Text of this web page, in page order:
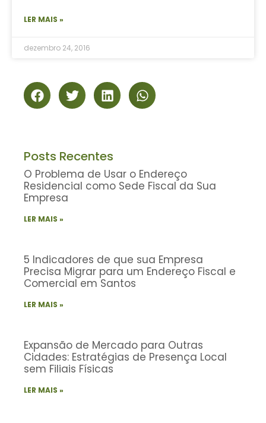
LER MAIS »
dezembro 24, 2016
Posts Recentes
O Problema de Usar o Endereço
Residencial como Sede Fiscal da Sua
Empresa
LER MAIS »
5 Indicadores de que sua Empresa
Precisa Migrar para um Endereço Fiscal e
Comercial em Santos
LER MAIS »
Expansão de Mercado para Outras
Cidades: Estratégias de Presença Local
sem Filiais Físicas
LER MAIS »